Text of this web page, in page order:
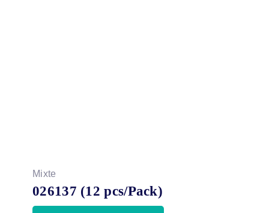
Mixte
026137 (12 pcs/Pack)